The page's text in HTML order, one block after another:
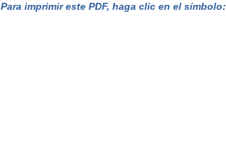
Para imprimir este PDF, haga clic en el símbolo: